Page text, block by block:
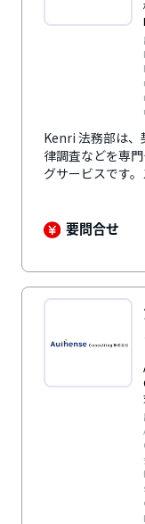
Kenri 法務部は、
律調査などを専
グサービスです
い企業に利用さ
存法務の不足を
特徴です。案件
要問合せ